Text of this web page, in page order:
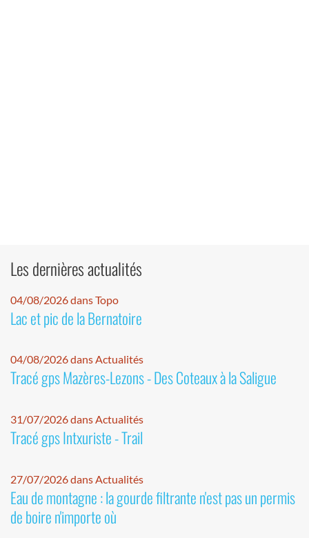
Les dernières actualités
04/08/2026 dans Topo
Lac et pic de la Bernatoire
04/08/2026 dans Actualités
Tracé gps Mazères-Lezons - Des Coteaux à la Saligue
31/07/2026 dans Actualités
Tracé gps Intxuriste - Trail
27/07/2026 dans Actualités
Eau de montagne : la gourde filtrante n'est pas un permis
de boire n'importe où